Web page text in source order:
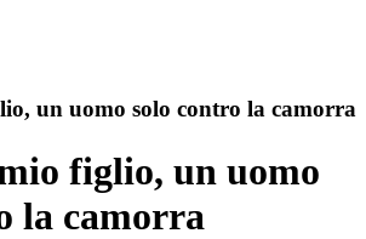
un uomo solo contro la camorra
figlio, un uomo
la camorra